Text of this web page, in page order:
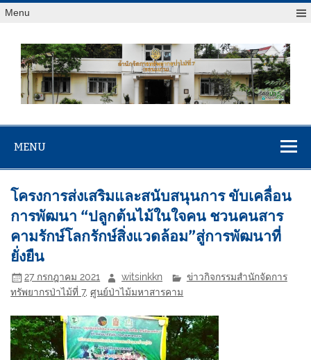
Menu
สจป.ที่ 7
(ขอนแก่น)
MENU
โครงการส่งเสริมและสนับสนุนการ ขับเคลื่อน
การพัฒนา “ปลูกต้นไม้ในใจคน ชวนคนสาร
คามรักษ์โลกรักษ์สิ่งแวดล้อม”สู่การพัฒนาที่
ยั่งยืน
27 กรกฎาคม 2021 witsinkkn
ข่าวกิจกรรมสำนักจัดการ
ทรัพยากรป่าไม้ที่ 7,ศูนย์ป่าไม้มหาสารคาม